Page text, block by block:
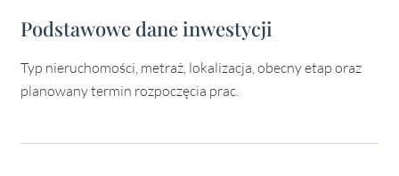
Podstawowe dane inwestycji
Typ nieruchomości, metraż, lokalizacja, obecny etap oraz
planowany termin rozpoczęcia prac.